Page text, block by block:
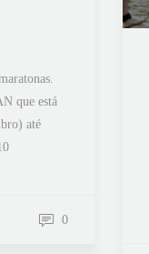
que está
até
0